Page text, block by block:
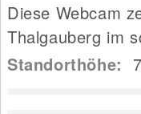
Diese Webcam
Thalgauberg im
Standorthöhe: